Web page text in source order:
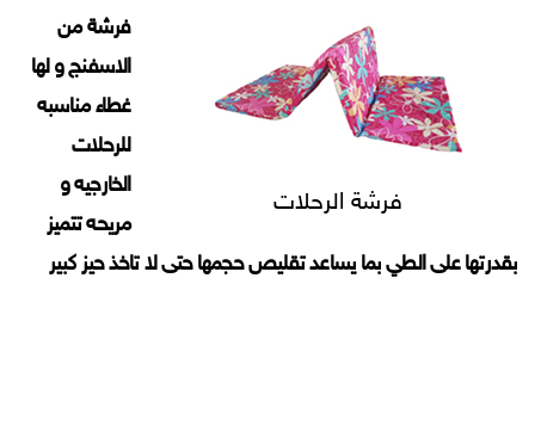
فرشة الرحلات
فرشة من
الاسفنج و لها
غطاء مناسبه
للرحلات
الخارجيه و
مريحه تتميز
بقدرتها على الطي بما يساعد تقليص حجمها حتى لا تاخذ حيز كبير